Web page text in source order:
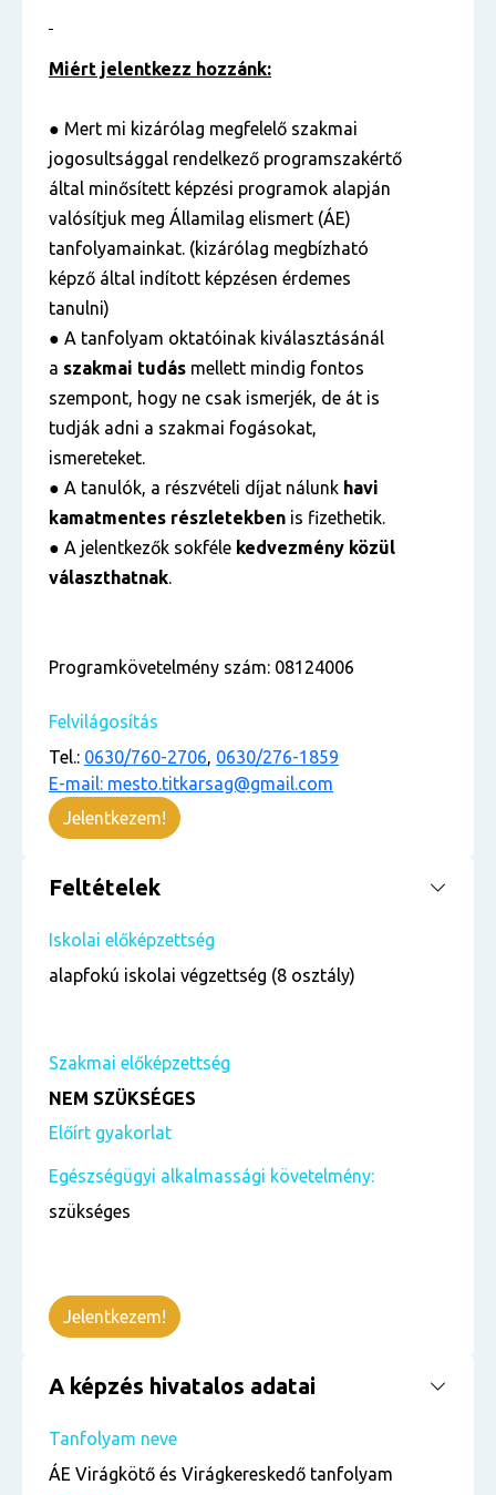
Miért jelentkezz hozzánk:
● Mert mi kizárólag megfelelő szakmai
jogosultsággal rendelkező programszakértő
által minősített képzési programok alapján
valósítjuk meg Államilag elismert (ÁE)
tanfolyamainkat. (kizárólag megbízható
képző által indított képzésen érdemes
tanulni)
● A tanfolyam oktatóinak kiválasztásánál
a szakmai tudás mellett mindig fontos
szempont, hogy ne csak ismerjék, de át is
tudják adni a szakmai fogásokat,
ismereteket.
● A tanulók, a részvételi díjat nálunk havi
kamatmentes részletekben is fizethetik.
● A jelentkezők sokféle kedvezmény közül
választhatnak.
Programkövetelmény szám: 08124006
Felvilágosítás
Tel.: 0630/760-2706, 0630/276-1859
E-mail: mesto.titkarsag@gmail.com
Jelentkezem!
Feltételek
Iskolai előképzettség
alapfokú iskolai végzettség (8 osztály)
Szakmai előképzettség
NEM SZÜKSÉGES
Előírt gyakorlat
Egészségügyi alkalmassági követelmény:
szükséges
Jelentkezem!
A képzés hivatalos adatai
Tanfolyam neve
ÁE Virágkötő és Virágkereskedő tanfolyam